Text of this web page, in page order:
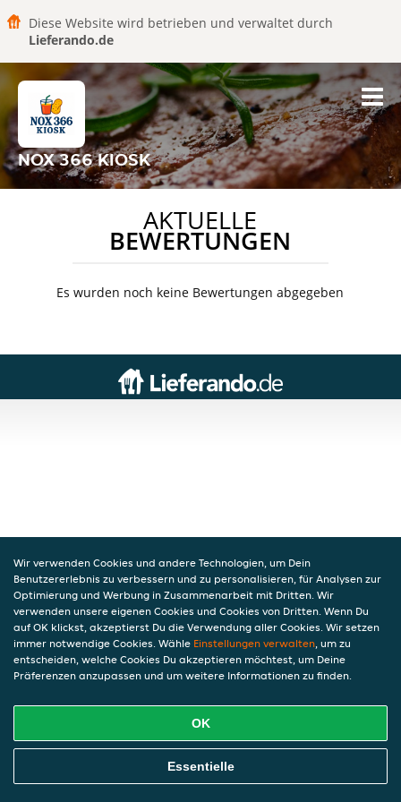
Diese Website wird betrieben und verwaltet durch
Lieferando.de
NOX 366 KIOSK
AKTUELLE
BEWERTUNGEN
Es wurden noch keine Bewertungen abgegeben
Wir verwenden Cookies und andere Technologien, um Dein
Benutzererlebnis zu verbessern und zu personalisieren, für Analysen zur
Optimierung und Werbung in Zusammenarbeit mit Dritten. Wir
verwenden unsere eigenen Cookies und Cookies von Dritten. Wenn Du
auf OK klickst, akzeptierst Du die Verwendung aller Cookies. Wir setzen
immer notwendige Cookies. Wähle Einstellungen verwalten, um zu
entscheiden, welche Cookies Du akzeptieren möchtest, um Deine
Präferenzen anzupassen und um weitere Informationen zu finden.
OK
Essentielle